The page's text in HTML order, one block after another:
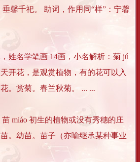
馨千祀。 助词，作用同“样”：宁馨
姓名学笔画 14画，小名解析：菊 jú
开花，是观赏植物，有的花可以入
。赏菊。春兰秋菊。 ... ...
miáo 初生的植物或没有秀穗的庄
。幼苗。苗子（亦喻继承某种事业